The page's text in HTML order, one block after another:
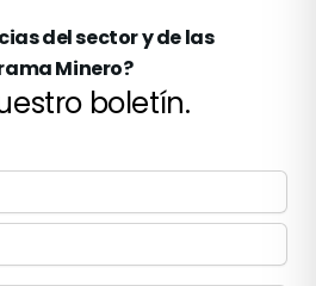
del sector y de las
Minero?
boletín.